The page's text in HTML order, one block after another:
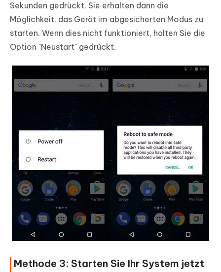
Sekunden gedrückt. Sie erhalten dann die
Möglichkeit, das Gerät im abgesicherten Modus zu
starten. Wenn dies nicht funktioniert, halten Sie die
Option "Neustart" gedrückt.
Methode 3: Starten Sie Ihr System jetzt